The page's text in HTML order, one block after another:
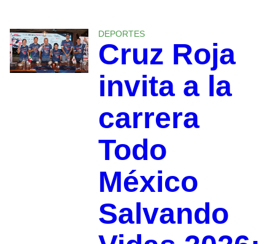
DEPORTES
Cruz Roja
invita a la
carrera
Todo
México
Salvando